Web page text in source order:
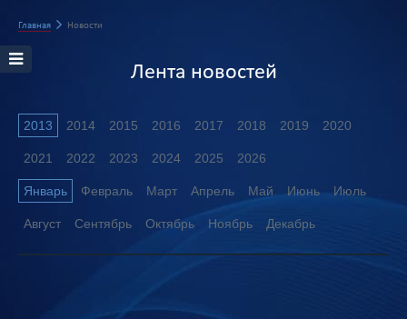
Главная Новости
Лента новостей
2013 2014 2015 2016 2017 2018 2019 2020
2021 2022 2023 2024 2025 2026
Январь Февраль Март Апрель Май Июнь Июль
Август Сентябрь Октябрь Ноябрь Декабрь